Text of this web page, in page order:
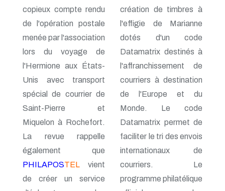
n° 135 - Avril 2008
n° 134 - Janvier 2008
n° 133 - Octobre 2007
n° 132 - Juillet 2007
n° 130 - Janvier 2007
n° 129 - Octobre 2006
n° 128 - Juillet 2006
n° 127 - Avril 2006
n° 126 - Janvier 2006
n° 125 - Octobre 2005
n° 123 - Avril 2005
n° 122 - Janvier 2005
n° 121 - Octobre 2004
n° 120 - Juillet 2004
n° 119 - Avril 2004
n° 118 - Janvier 2004
copieux compte rendu
de l'opération postale
menée par l'association
lors du voyage de
l'Hermione aux États-
Unis avec transport
spécial de courrier de
Saint-Pierre et
Miquelon à Rochefort.
La revue rappelle
également que
PHILAPOSTEL vient
de créer un service
création de timbres à
l'effigie de Marianne
dotés d'un code
Datamatrix destinés à
l'affranchissement de
courriers à destination
de l'Europe et du
Monde. Le code
Datamatrix permet de
faciliter le tri des envois
internationaux de
courriers. Le
programme philatélique